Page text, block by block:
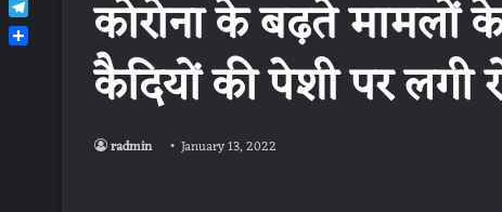
कोरोना के बढ़ते मामलों
कैदियों की पेशी पर लगी
radmin January 13, 2022
Telegram